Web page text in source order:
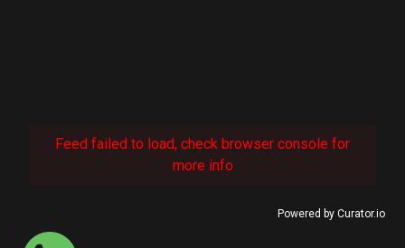
Feed failed to load, check browser console for
more info
Powered by Curator.io